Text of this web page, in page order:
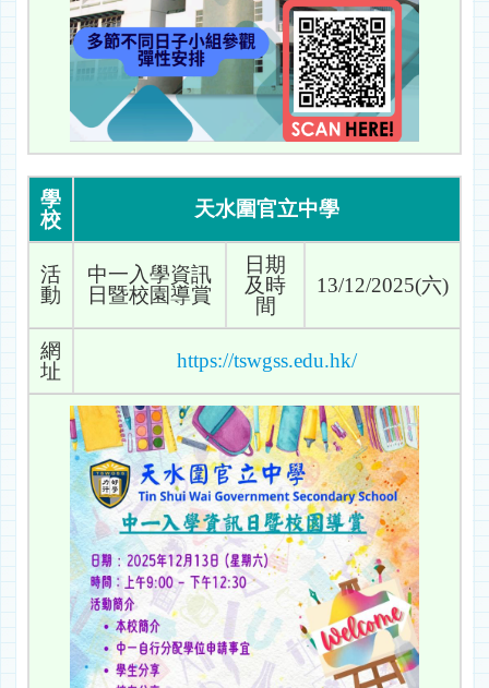
學
校
天水圍官立中學
活
動
中一入學資訊
日暨校園導賞
日期
及時
間
13/12/2025(六)
網
址
https://tswgss.edu.hk/